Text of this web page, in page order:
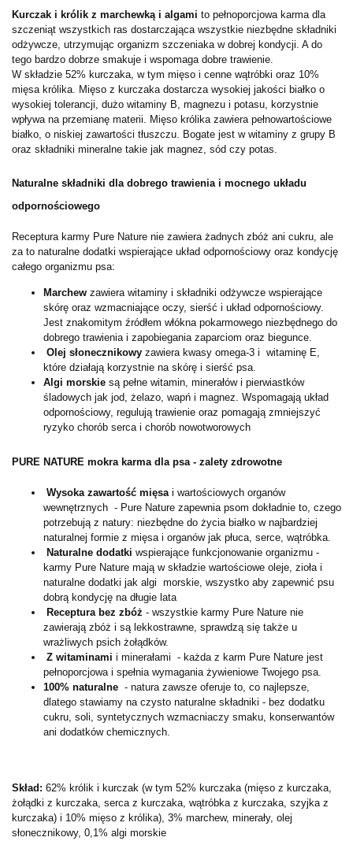
Kurczak i królik z marchewką i algami to pełnoporcjowa karma dla
szczeniąt wszystkich ras dostarczająca wszystkie niezbędne składniki
odżywcze, utrzymując organizm szczeniaka w dobrej kondycji. A do
tego bardzo dobrze smakuje i wspomaga dobre trawienie.
W składzie 52% kurczaka, w tym mięso i cenne wątróbki oraz 10%
mięsa królika. Mięso z kurczaka dostarcza wysokiej jakości białko o
wysokiej tolerancji, dużo witaminy B, magnezu i potasu, korzystnie
wpływa na przemianę materii. Mięso królika zawiera pełnowartościowe
białko, o niskiej zawartości tłuszczu. Bogate jest w witaminy z grupy B
oraz składniki mineralne takie jak magnez, sód czy potas.
Naturalne składniki dla dobrego trawienia i mocnego układu
odpornościowego
Receptura karmy Pure Nature nie zawiera żadnych zbóż ani cukru, ale
za to naturalne dodatki wspierające układ odpornościowy oraz kondycję
całego organizmu psa:
Marchew zawiera witaminy i składniki odżywcze wspierające
skórę oraz wzmacniające oczy, sierść i układ odpornościowy.
Jest znakomitym źródłem włókna pokarmowego niezbędnego do
dobrego trawienia i zapobiegania zaparciom oraz biegunce.
Olej słonecznikowy zawiera kwasy omega-3 i witaminę E,
które działają korzystnie na skórę i sierść psa.
Algi morskie są pełne witamin, minerałów i pierwiastków
śladowych jak jod, żelazo, wapń i magnez. Wspomagają układ
odpornościowy, regulują trawienie oraz pomagają zmniejszyć
ryzyko chorób serca i chorób nowotworowych
PURE NATURE mokra karma dla psa - zalety zdrowotne
Wysoka zawartość mięsai wartościowych organów
wewnętrznych - Pure Nature zapewnia psom dokładnie to, czego
potrzebują z natury: niezbędne do życia białko w najbardziej
naturalnej formie z mięsa i organów jak płuca, serce, wątróbka.
Naturalne dodatki wspierające funkcjonowanie organizmu -
karmy Pure Nature mają w składzie wartościowe oleje, zioła i
naturalne dodatki jak algi morskie, wszystko aby zapewnić psu
dobrą kondycję na długie lata
Receptura bez zbóż - wszystkie karmy Pure Nature nie
zawierają zbóż i są lekkostrawne, sprawdzą się także u
wrażliwych psich żołądków.
Z witaminami i minerałami - każda z karm Pure Nature jest
pełnoporcjowa i spełnia wymagania żywieniowe Twojego psa.
100% naturalne - natura zawsze oferuje to, co najlepsze,
dlatego stawiamy na czysto naturalne składniki - bez dodatku
cukru, soli, syntetycznych wzmacniaczy smaku, konserwantów
ani dodatków chemicznych.
Skład: 62% królik i kurczak (w tym 52% kurczaka (mięso z kurczaka,
żołądki z kurczaka, serca z kurczaka, wątróbka z kurczaka, szyjka z
kurczaka) i 10% mięso z królika), 3% marchew, minerały, olej
słonecznikowy, 0,1% algi morskie